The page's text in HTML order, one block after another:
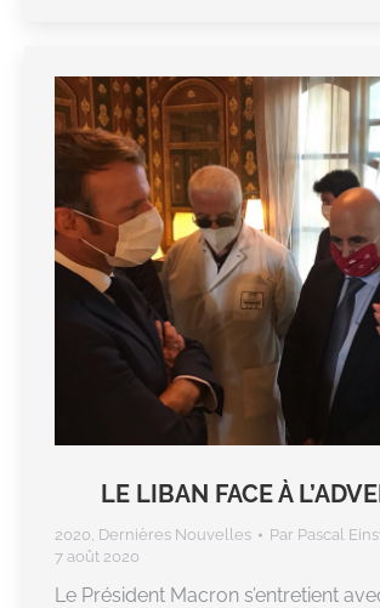
LE LIBAN FACE À
2020 Dernières Nouvelles Par Pascal
7 août 2020
Le Président Macron s’entretient